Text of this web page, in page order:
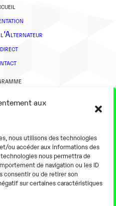
aux
nous utilisons des technologies
ou accéder aux informations des
nous permettra de
de navigation ou les ID
consentir ou de retirer son
sur certaines caractéristiques
horaires
numériques